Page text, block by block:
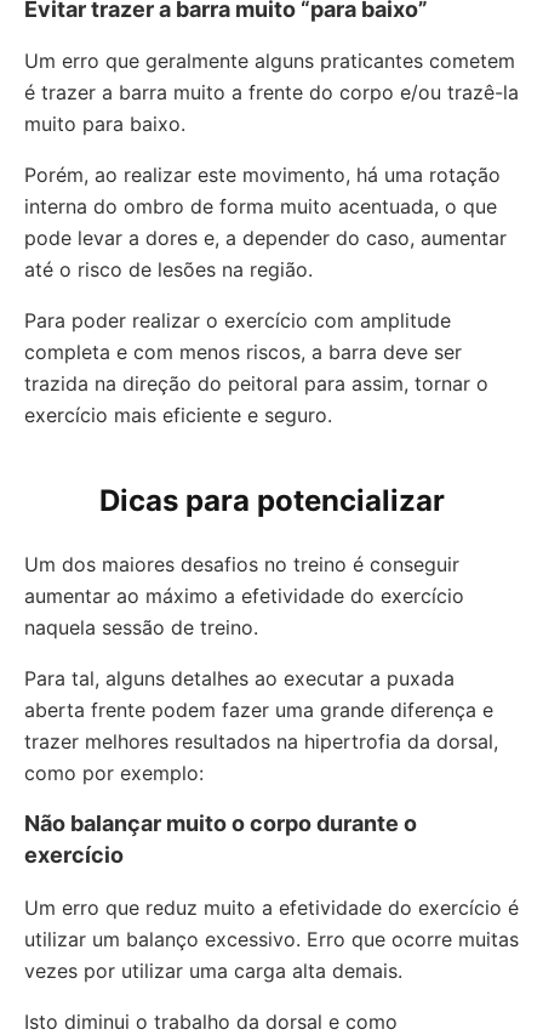
Evitar trazer a barra muito “para baixo”
Um erro que geralmente alguns praticantes cometem
é trazer a barra muito a frente do corpo e/ou trazê-la
muito para baixo.
Porém, ao realizar este movimento, há uma rotação
interna do ombro de forma muito acentuada, o que
pode levar a dores e, a depender do caso, aumentar
até o risco de lesões na região.
Para poder realizar o exercício com amplitude
completa e com menos riscos, a barra deve ser
trazida na direção do peitoral para assim, tornar o
exercício mais eficiente e seguro.
Dicas para potencializar
Um dos maiores desafios no treino é conseguir
aumentar ao máximo a efetividade do exercício
naquela sessão de treino.
Para tal, alguns detalhes ao executar a puxada
aberta frente podem fazer uma grande diferença e
trazer melhores resultados na hipertrofia da dorsal,
como por exemplo:
Não balançar muito o corpo durante o
exercício
Um erro que reduz muito a efetividade do exercício é
utilizar um balanço excessivo. Erro que ocorre muitas
vezes por utilizar uma carga alta demais.
Isto diminui o trabalho da dorsal e como